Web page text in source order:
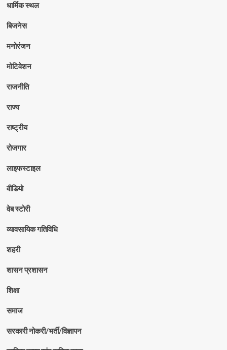
धार्मिक स्थल
बिजनेस
मनोरंजन
मोटिवेशन
राजनीति
राज्य
राष्ट्रीय
रोजगार
लाइफस्टाइल
वीडियो
वेब स्टोरी
व्यावसायिक गतिविधि
शहरी
शासन प्रशासन
शिक्षा
समाज
सरकारी नोकरी/भर्ती/विज्ञापन